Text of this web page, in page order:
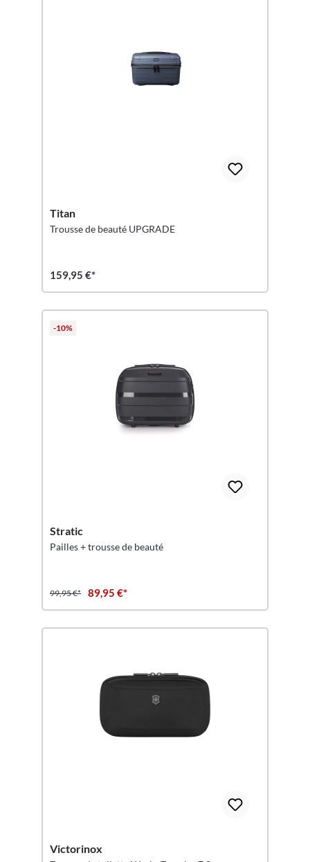
Titan
Trousse de beauté UPGRADE
159,95 €*
-10%
Stratic
Pailles + trousse de beauté
99,95 €* 89,95 €*
Victorinox